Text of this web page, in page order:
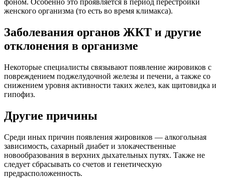
фоном. Особенно это проявляется в период перестройки
женского организма (то есть во время климакса).
Заболевания органов ЖКТ и другие
отклонения в организме
Некоторые специалисты связывают появление жировиков с
повреждением поджелудочной железы и печени, а также со
снижением уровня активности таких желез, как щитовидка и
гипофиз.
Другие причины
Среди иных причин появления жировиков — алкогольная
зависимость, сахарный диабет и злокачественные
новообразования в верхних дыхательных путях. Также не
следует сбрасывать со счетов и генетическую
предрасположенность.